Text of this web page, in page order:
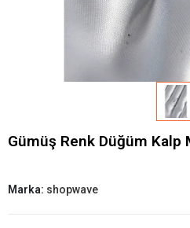
Gümüş Renk Düğüm Kalp
Marka: shopwave